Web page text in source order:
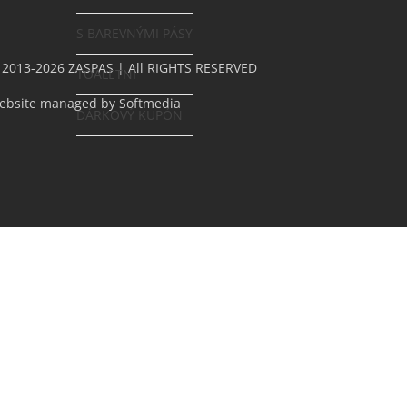
S BAREVNÝMI PÁSY
TOALETNÍ
DÁRKOVÝ KUPÓN
2026 ZASPAS | All RIGHTS RESERVED
managed by Softmedia